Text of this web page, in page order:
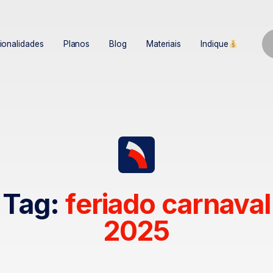
Planos Blog Materiais Indique
Tag:feriado carnaval
2025